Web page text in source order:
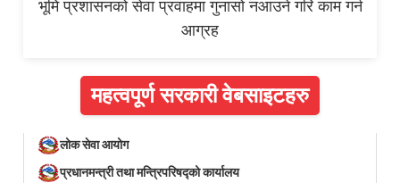
भूमि प्रशासनको सेवा प्रवाहमा गुनासो नआउने गरि काम गर्न
आग्रह
महत्वपूर्ण सरकारी वेबसाइटहरु
लोक सेवा आयोग
प्रधानमन्त्री तथा मन्त्रिपरिषद्को कार्यालय